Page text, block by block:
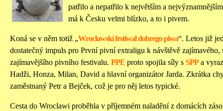
patřilo a nepatřilo k největším a
má k Česku velmi blízko, a to i pivem.
Koná se v něm totiž „Wroclawski festiwal dobrego piwa“. Letos již
dostatečný impuls pro První pivní extraligu k návštěvě zajímavého,
zajímavějšího pivního festivalu. PPE proto spojila síly s SPPa
Hadži, Honza, Milan, David a hlavní organizátor Jarda. Zkrátka
zaměstnaný Petr a Bejček, což je pro něj letos typické.
Cesta do Wroclawi proběhla v příjemném naladění z domácích